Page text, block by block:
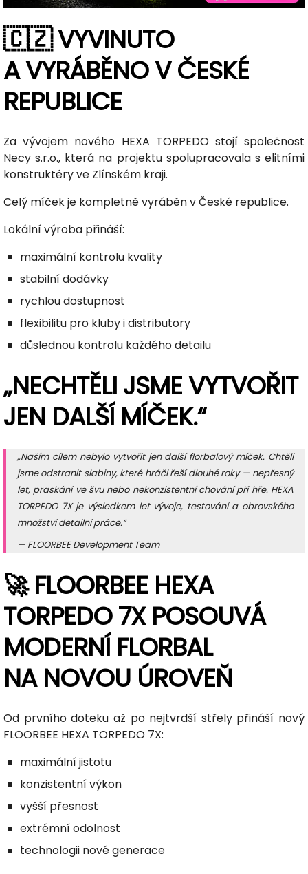
🇨🇿 VYVINUTO
A VYRÁBĚNO V ČESKÉ
REPUBLICE
Za vývojem nového HEXA TORPEDO stojí společnost
Necy s.r.o., která na projektu spolupracovala s elitními
konstruktéry ve Zlínském kraji.
Celý míček je kompletně vyráběn v České republice.
Lokální výroba přináší:
maximální kontrolu kvality
stabilní dodávky
rychlou dostupnost
flexibilitu pro kluby i distributory
důslednou kontrolu každého detailu
„NECHTĚLI JSME VYTVOŘIT
JEN DALŠÍ MÍČEK.“
„Naším cílem nebylo vytvořit jen další florbalový míček. Chtěli
jsme odstranit slabiny, které hráči řeší dlouhé roky — nepřesný
let, praskání ve švu nebo nekonzistentní chování při hře. HEXA
TORPEDO 7X je výsledkem let vývoje, testování a obrovského
množství detailní práce.“
— FLOORBEE Development Team
🚀 FLOORBEE HEXA
TORPEDO 7X POSOUVÁ
MODERNÍ FLORBAL
NA NOVOU ÚROVEŇ
Od prvního doteku až po nejtvrdší střely přináší nový
FLOORBEE HEXA TORPEDO 7X:
maximální jistotu
konzistentní výkon
vyšší přesnost
extrémní odolnost
technologii nové generace